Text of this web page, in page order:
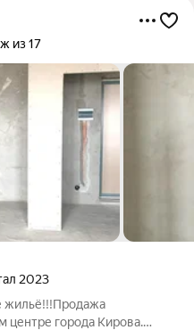
из 17
2023
жильё!!!Продажа
центре города Кирова.